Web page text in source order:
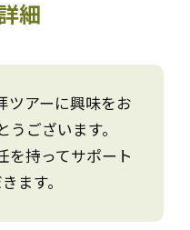
細
ツアーに興味をお
ございます。
を持ってサポート
ます。